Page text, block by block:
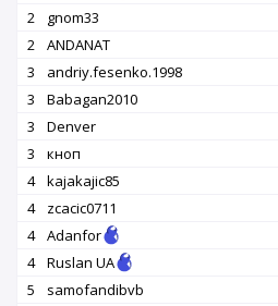
2
gnom33
2
ANDANAT
3
andriy.fesenko.1998
3
Babagan2010
3
Denver
3
кноп
4
kajakajic85
4
zcacic0711
4
Adanfor
4
Ruslan UA
5
samofandibvb